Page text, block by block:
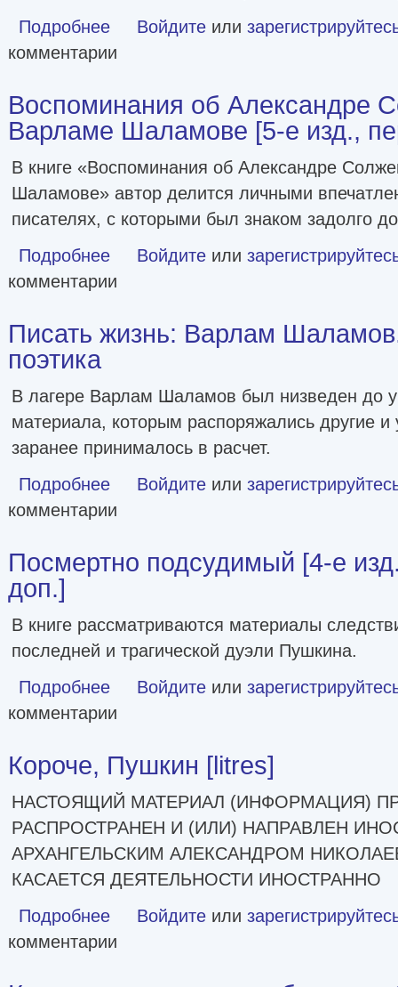
Подробнее о О чем поют кабиасы. Записки свободного
Войдите или
комментарии
Воспоминания об Александре
Варламе Шаламове [5-е изд.,
В книге «Воспоминания об Александре
Шаламове» автор делится личными
писателях, с которыми был знаком задолго до
Подробнее о Воспоминания об Александре Солженицыне и
Войдите или
комментарии
Писать жизнь: Варлам
поэтика
В лагере Варлам Шаламов был низведен до
материала, которым распоряжались другие и
заранее принималось в расчет.
Подробнее о Писать жизнь: Варлам Шаламов. Биография и поэтика
Войдите или
комментарии
Посмертно подсудимый [4-е
доп.]
В книге рассматриваются материалы
последней и трагической дуэли Пушкина.
Подробнее о Посмертно подсудимый [4-е изд., перераб. и доп.]
Войдите или
комментарии
Короче, Пушкин [litres]
НАСТОЯЩИЙ МАТЕРИАЛ (ИНФОРМАЦИЯ)
РАСПРОСТРАНЕН И (ИЛИ) НАПРАВЛЕН
АРХАНГЕЛЬСКИМ АЛЕКСАНДРОМ
КАСАЕТСЯ ДЕЯТЕЛЬНОСТИ ИНОСТРАННО
Подробнее о Короче, Пушкин [litres]
Войдите или
комментарии